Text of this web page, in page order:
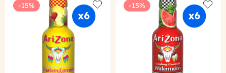
-15%
Add to wishlist
-15%
Add